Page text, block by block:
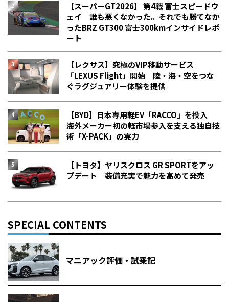
【スーパーGT2026】 第4戦 富士スピードウ
ェイ 誰も悪くなかった。それでも勝てなか
った――BRZ GT300 富士300kmインサイドレポ
ート
【レクサス】究極のVIP移動サービス
「LEXUS Flight」開始 陸・海・空をつな
ぐラグジュアリー体験を提供
【BYD】日本専用軽EV「RACCO」を投入
海外メーカー初の軽市場参入を支える独自技
術「X-PACK」の実力
【トヨタ】ヤリスクロス GR SPORTをアッ
プデート 装備充実で魅力を高めて発売
SPECIAL CONTENTS
マニアック評価・試乗記